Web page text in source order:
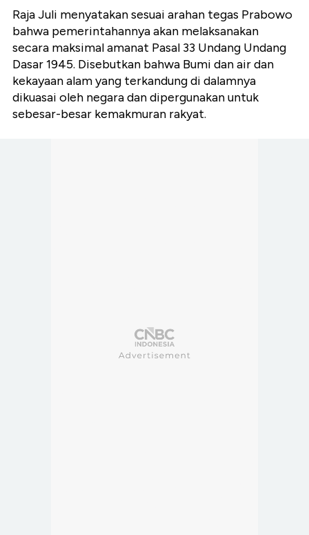
Raja Juli menyatakan sesuai arahan tegas Prabowo
bahwa pemerintahannya akan melaksanakan
secara maksimal amanat Pasal 33 Undang Undang
Dasar 1945. Disebutkan bahwa Bumi dan air dan
kekayaan alam yang terkandung di dalamnya
dikuasai oleh negara dan dipergunakan untuk
sebesar-besar kemakmuran rakyat.